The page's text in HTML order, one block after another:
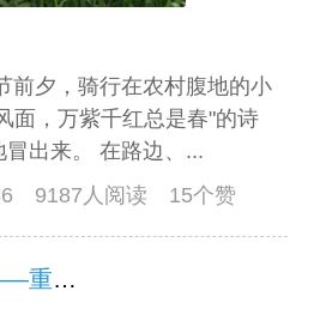
前夕，骑行在农村腹地的小
面，万紫千红总是春"的诗
出来。 在路边、...
9187人阅读 15个赞
小石桥街的联想——重返儿时走过的路（七）